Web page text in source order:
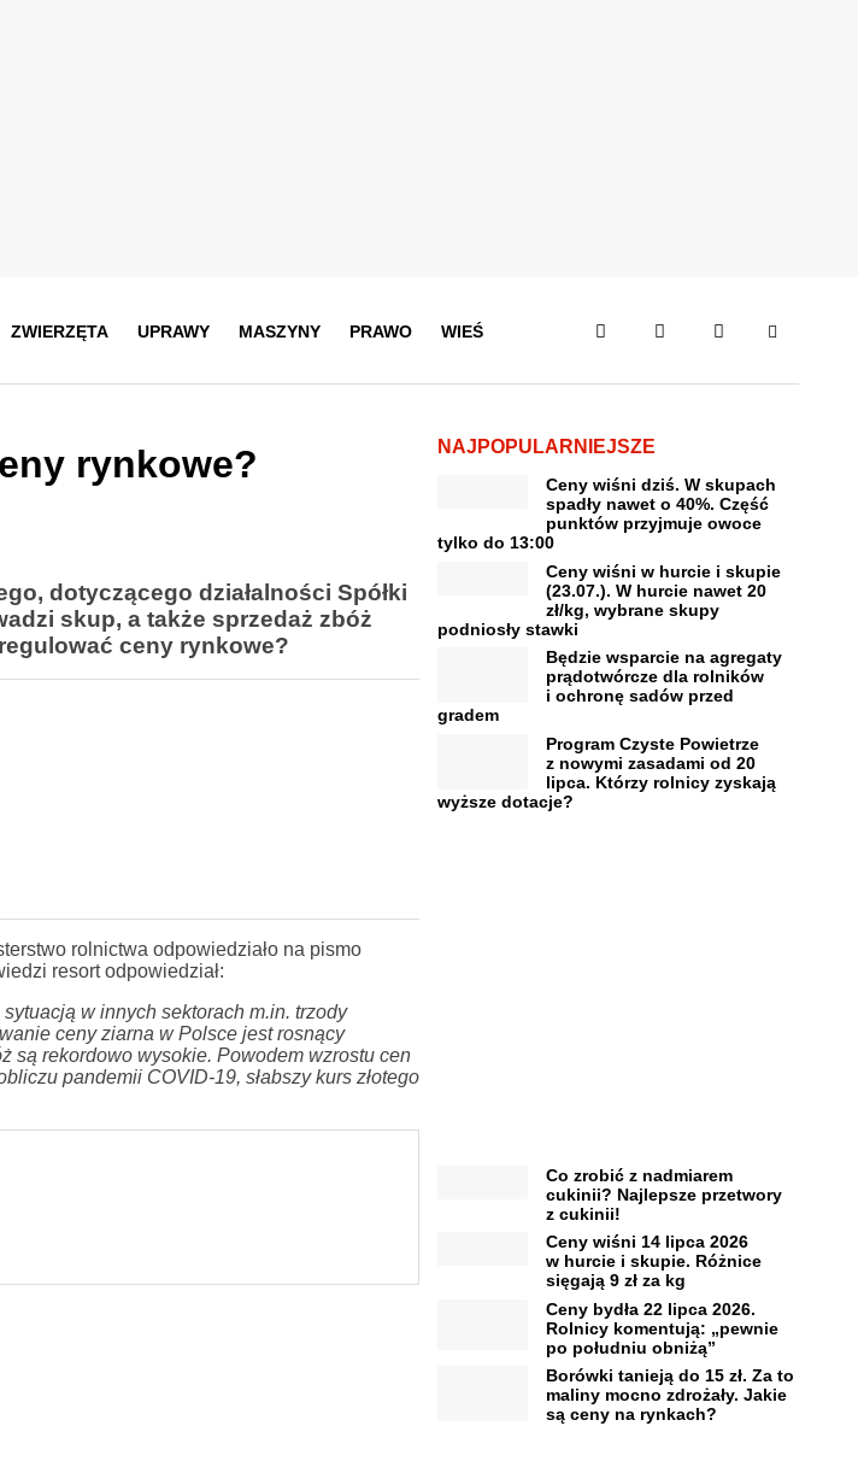
ZWIERZĘTA UPRAWY MASZYNY PRAWO WIEŚ
rynkowe?
dotyczącego działalności Spółki
skup, a także sprzedaż zbóż
ceny rynkowe?
rolnictwa odpowiedziało na pismo
resort odpowiedział:
w innych sektorach m.in. trzody
ceny ziarna w Polsce jest rosnący
są rekordowo wysokie. Powodem wzrostu cen
pandemii COVID-19, słabszy kurs złotego
NAJPOPULARNIEJSZE
Ceny wiśni dziś. W skupach
spadły nawet o 40%. Część
punktów przyjmuje owoce
tylko do 13:00
Ceny wiśni w hurcie i skupie
(23.07.). W hurcie nawet 20
zł/kg, wybrane skupy
podniosły stawki
Będzie wsparcie na agregaty
prądotwórcze dla rolników
i ochronę sadów przed
gradem
Program Czyste Powietrze
z nowymi zasadami od 20
lipca. Którzy rolnicy zyskają
wyższe dotacje?
Co zrobić z nadmiarem
cukinii? Najlepsze przetwory
z cukinii!
Ceny wiśni 14 lipca 2026
w hurcie i skupie. Różnice
sięgają 9 zł za kg
Ceny bydła 22 lipca 2026.
Rolnicy komentują: „pewnie
po południu obniżą”
Borówki tanieją do 15 zł. Za to
maliny mocno zdrożały. Jakie
są ceny na rynkach?